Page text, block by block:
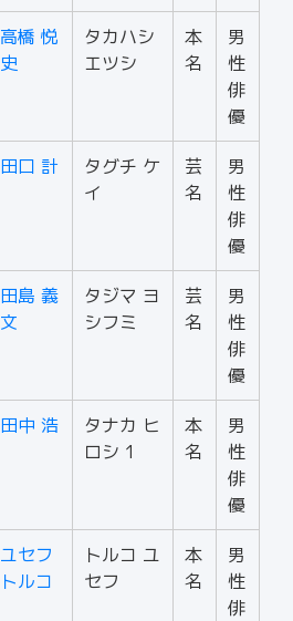
高橋 悦
史
タカハシ
エツシ
本
名
男
性
俳
優
田口 計
タグチ ケ
イ
芸
名
男
性
俳
優
田島 義
文
タジマ ヨ
シフミ
芸
名
男
性
俳
優
田中 浩
タナカ ヒ
ロシ 1
本
名
男
性
俳
優
ユセフ
トルコ
トルコ ユ
セフ
本
名
男
性
俳